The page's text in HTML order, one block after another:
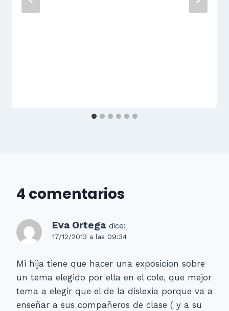
4 comentarios
Eva Ortega dice:
17/12/2013 a las 09:34
Mi hija tiene que hacer una exposicion sobre
un tema elegido por ella en el cole, que mejor
tema a elegir que el de la dislexia porque va a
enseñar a sus compañeros de clase ( y a su